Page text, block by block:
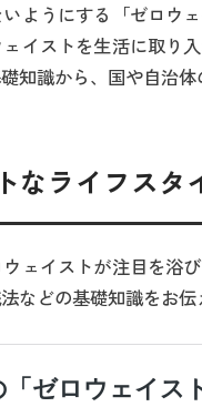
ようにする「ゼロウ
イストを生活に取り
知識から、国や自治
なライフスタ
ェイストが注目を浴
などの基礎知識をお伝